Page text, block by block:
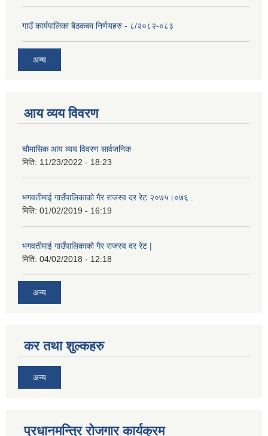
गाउँ कार्यपालिका बैठकका निर्णयहरु - ८/२०८२-०८३
अन्य
आय व्यय विवरण
चाैमासिक आय व्यय विवरण सार्वजनिक
मिति: 11/23/2022 - 18:23
भगवतीमाई गाउँपालिकाको गैर राजस्व दर रेट २०७५।०७६ .
मिति: 01/02/2019 - 16:19
भगवतीमाई गाउँपालिकाको गैर राजस्व दर रेट |
मिति: 04/02/2018 - 12:18
अन्य
कर तथा शुल्कहरु
अन्य
प्रधानमन्त्रि रोजगार कार्यक्रम